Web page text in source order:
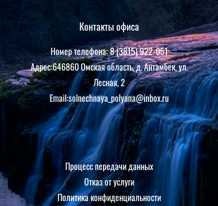
Контакты офиса
Номер телефона: 8 (3815) 922-051
Адрес:646860 Омская область, д. Антамбек, ул.
Лесная, 2
Email:solnechnaya_polyana@inbox.ru
Процесс передачи данных
Отказ от услуги
Политика конфиденциальности